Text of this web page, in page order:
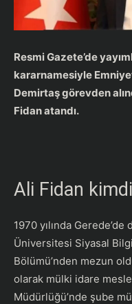
Resmi Gazete’de
kararnamesiyle
Demirtaş görevden
Fidan atandı.
Ali Fidan
1970 yılında
Üniversitesi Siyasal
Bölümü’nden mezun
olarak mülki idare
Müdürlüğü’nde şube